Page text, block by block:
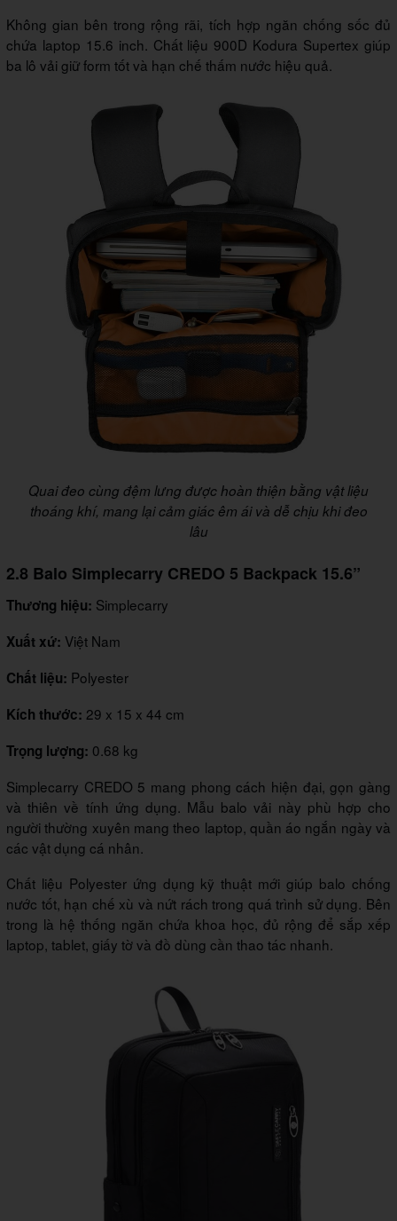
Không gian bên trong rộng rãi, tích hợp ngăn chống sốc đủ
chứa laptop 15.6 inch. Chất liệu 900D Kodura Supertex giúp
ba lô vải giữ form tốt và hạn chế thấm nước hiệu quả.
Quai đeo cùng đệm lưng được hoàn thiện bằng vật liệu
thoáng khí, mang lại cảm giác êm ái và dễ chịu khi đeo
lâu
2.8 Balo Simplecarry CREDO 5 Backpack 15.6”
Thương hiệu: Simplecarry
Xuất xứ: Việt Nam
Chất liệu: Polyester
Kích thước: 29 x 15 x 44 cm
Trọng lượng: 0.68 kg
Simplecarry CREDO 5 mang phong cách hiện đại, gọn gàng
và thiên về tính ứng dụng. Mẫu balo vải này phù hợp cho
người thường xuyên mang theo laptop, quần áo ngắn ngày và
các vật dụng cá nhân.
Chất liệu Polyester ứng dụng kỹ thuật mới giúp balo chống
nước tốt, hạn chế xù và nứt rách trong quá trình sử dụng. Bên
trong là hệ thống ngăn chứa khoa học, đủ rộng để sắp xếp
laptop, tablet, giấy tờ và đồ dùng cần thao tác nhanh.